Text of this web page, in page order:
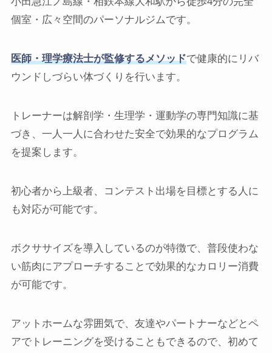
個室・広々空間のパーソナルジムです。
医師・理学療法士が監修するメソッドで健康的にリバ
ウンドしづらい体づくりを行います。
トレーナーは解剖学・生理学・運動学の専門知識に基
づき、一人一人に合わせた安全で効果的なプログラム
を提案します。
初心者から上級者、コンテスト出場を目標とする人に
も対応が可能です。
ボクササイズを導入しているのが特徴で、普段使わな
い筋肉にアプローチすることで効果的なカロリー消費
が可能です。
アットホームな雰囲気で、友達やパートナーなどとペ
アでトレーニングを受けることもできるので、初めて